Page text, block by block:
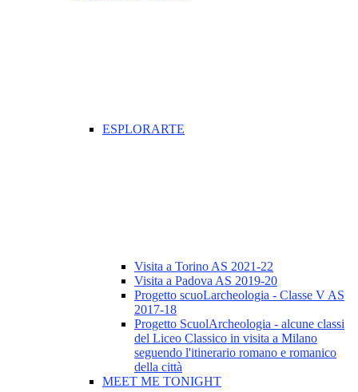
ESPLORARTE
Visita a Torino AS 2021-22
Visita a Padova AS 2019-20
Progetto scuoLarcheologia - Classe V AS
2017-18
Progetto ScuolArcheologia - alcune classi
del Liceo Classico in visita a Milano
seguendo l'itinerario romano e romanico
della città
MEET ME TONIGHT